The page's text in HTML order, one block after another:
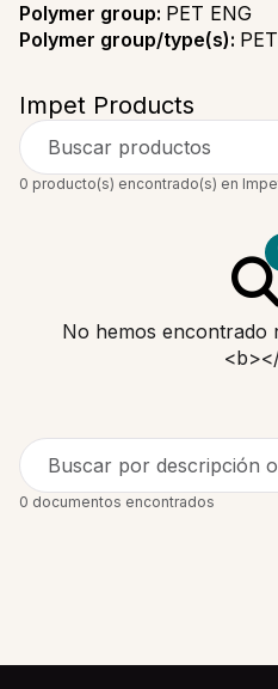
Polymer group: PET ENG
Polymer group/type(s): PET
Impet Products
Buscar productos
0 producto(s) encontrado(s) en
No hemos encontrado
Buscar por descripción
0 documentos encontrados